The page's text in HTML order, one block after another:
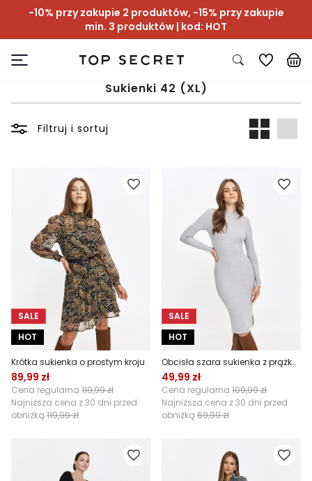
-10% przy zakupie 2 produktów, -15% przy zakupie
min. 3 produktów | kod: HOT
Sukienki 42 (XL)
Filtruj i sortuj
SALE
HOT
Krótka sukienka o prostym kroju
89,99 zł
Cena regularna 119,99 zł
Najniższa cena z 30 dni przed
obniżką 119,99 zł
SALE
HOT
Obcisła szara sukienka z prążkowanej dzianiny
49,99 zł
Cena regularna 109,99 zł
Najniższa cena z 30 dni przed
obniżką 69,99 zł